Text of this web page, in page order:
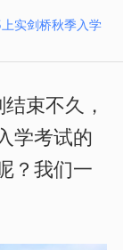
实剑桥秋季入学
束不久，
学考试的
？我们一